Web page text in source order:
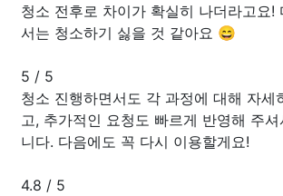
청소 전후로 차이가 확실히 나더라고요!
서는 청소하기 싫을 것 같아요 😄
5 / 5
청소 진행하면서도 각 과정에 대해 자세
고, 추가적인 요청도 빠르게 반영해 주
니다. 다음에도 꼭 다시 이용할게요!
4.8 / 5